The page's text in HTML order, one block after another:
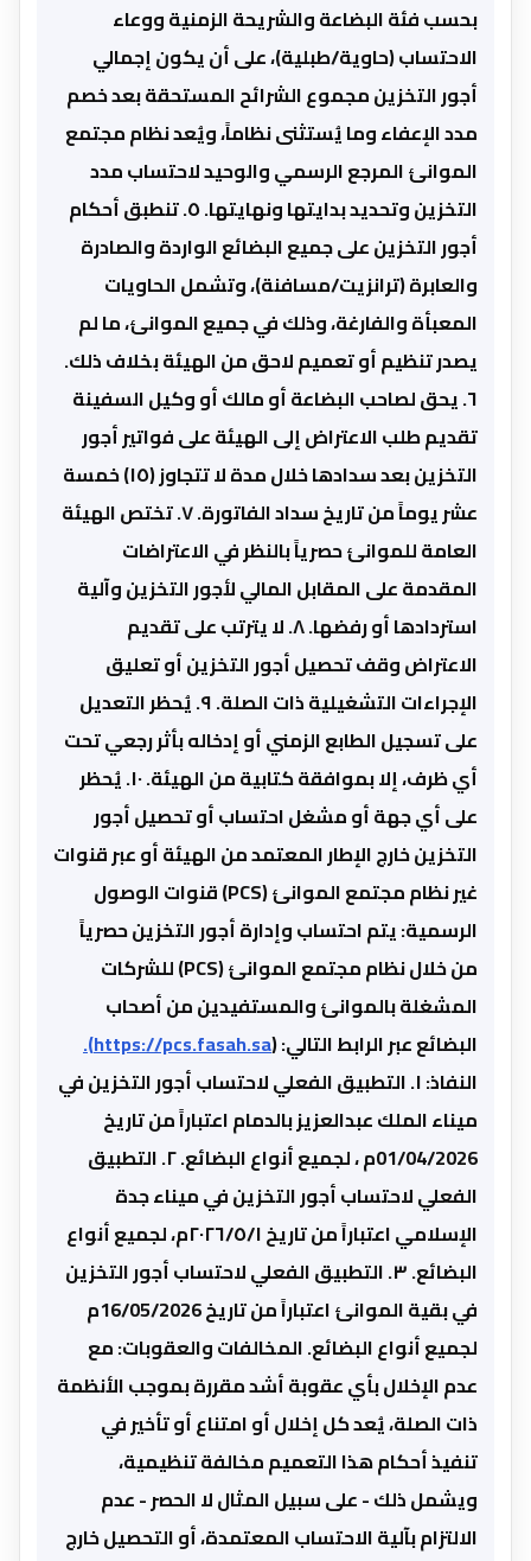
بحسب فئة البضاعة والشريحة الزمنية ووعاء
الاحتساب (حاوية/طبلية)، على أن يكون إجمالي
أجور التخزين مجموع الشرائح المستحقة بعد خصم
مدد الإعفاء وما يُستثنى نظاماً، ويُعد نظام مجتمع
الموانئ المرجع الرسمي والوحيد لاحتساب مدد
التخزين وتحديد بدايتها ونهايتها. ٥. تنطبق أحكام
أجور التخزين على جميع البضائع الواردة والصادرة
والعابرة (ترانزيت/مسافنة)، وتشمل الحاويات
المعبأة والفارغة، وذلك في جميع الموانئ، ما لم
يصدر تنظيم أو تعميم لاحق من الهيئة بخلاف ذلك.
٦. يحق لصاحب البضاعة أو مالك أو وكيل السفينة
تقديم طلب الاعتراض إلى الهيئة على فواتير أجور
التخزين بعد سدادها خلال مدة لا تتجاوز (١٥) خمسة
عشر يوماً من تاريخ سداد الفاتورة. ٧. تختص الهيئة
العامة للموانئ حصرياً بالنظر في الاعتراضات
المقدمة على المقابل المالي لأجور التخزين وآلية
استردادها أو رفضها. ٨. لا يترتب على تقديم
الاعتراض وقف تحصيل أجور التخزين أو تعليق
الإجراءات التشغيلية ذات الصلة. ٩. يُحظر التعديل
على تسجيل الطابع الزمني أو إدخاله بأثر رجعي تحت
أي ظرف، إلا بموافقة كتابية من الهيئة. ١٠. يُحظر
على أي جهة أو مشغل احتساب أو تحصيل أجور
التخزين خارج الإطار المعتمد من الهيئة أو عبر قنوات
غير نظام مجتمع الموانئ (PCS) قنوات الوصول
الرسمية: يتم احتساب وإدارة أجور التخزين حصرياً
من خلال نظام مجتمع الموانئ (PCS) للشركات
المشغلة بالموانئ والمستفيدين من أصحاب
البضائع عبر الرابط التالي: (https://pcs.fasah.sa).
النفاذ: ١. التطبيق الفعلي لاحتساب أجور التخزين في
ميناء الملك عبدالعزيز بالدمام اعتباراً من تاريخ
01/04/2026م ، لجميع أنواع البضائع. ٢. التطبيق
الفعلي لاحتساب أجور التخزين في ميناء جدة
الإسلامي اعتباراً من تاريخ ٢٠٢٦/٥/١م، لجميع أنواع
البضائع. ٣. التطبيق الفعلي لاحتساب أجور التخزين
في بقية الموانئ اعتباراً من تاريخ 16/05/2026م
لجميع أنواع البضائع. المخالفات والعقوبات: مع
عدم الإخلال بأي عقوبة أشد مقررة بموجب الأنظمة
ذات الصلة، يُعد كل إخلال أو امتناع أو تأخير في
تنفيذ أحكام هذا التعميم مخالفة تنظيمية،
ويشمل ذلك - على سبيل المثال لا الحصر - عدم
الالتزام بآلية الاحتساب المعتمدة، أو التحصيل خارج